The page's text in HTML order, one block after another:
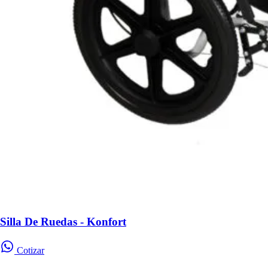
Silla De Ruedas - Konfort
Cotizar